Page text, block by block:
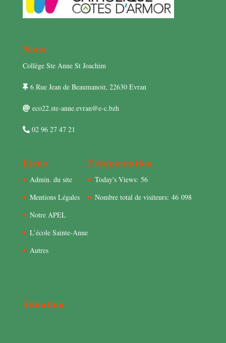
Nous
Collège Ste Anne St Joachim
6 Rue Jean de Beaumanoir, 22630 Evran
eco22.ste-anne.evran@e-c.bzh
02 96 27 47 21
Liens
Admin. du site
Mentions Légales
Notre APEL
L’école Sainte-Anne
Autres
Fréquentation
Today's Views: 56
Nombre total de visiteurs: 46 098
Situation